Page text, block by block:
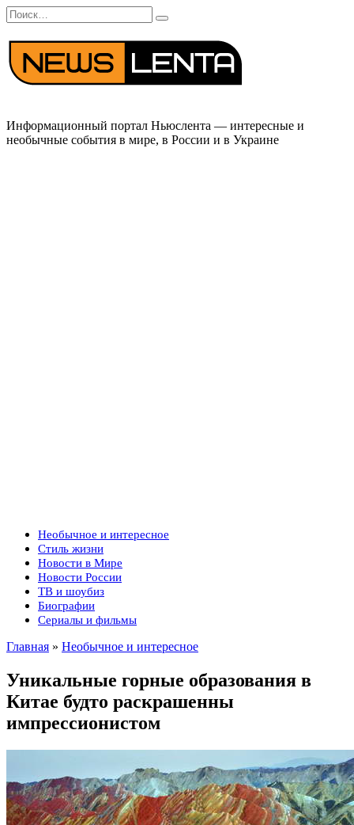
Перейти
к
содержанию
Search
for:
Информационный портал Ньюслента — интересные и
необычные события в мире, в России и в Украине
Необычное и интересное
Стиль жизни
Новости в Мире
Новости России
ТВ и шоубиз
Биографии
Сериалы и фильмы
Главная » Необычное и интересное
Уникальные горные образования в
Китае будто раскрашенны
импрессионистом